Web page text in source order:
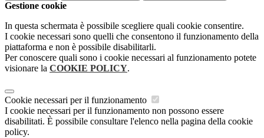
Gestione cookie
In questa schermata è possibile scegliere quali cookie consentire.
I cookie necessari sono quelli che consentono il funzionamento della
piattaforma e non è possibile disabilitarli.
Per conoscere quali sono i cookie necessari al funzionamento potete
visionare la COOKIE POLICY.
Cookie necessari per il funzionamento
I cookie necessari per il funzionamento non possono essere
disabilitati. È possibile consultare l'elenco nella pagina della cookie
policy.